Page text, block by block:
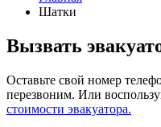
Шатки
Вызвать
Оставьте свой номер
перезвоним. Или
стоимости эвакуатора.